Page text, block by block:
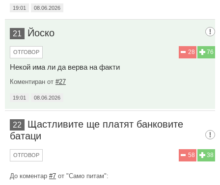
19:01 08.06.2026
21 Йоско
76
28
ОТГОВОР
Некой има ли да верва на факти
Коментиран от #27
19:01 08.06.2026
22
Щастливите ще платят банковите
батаци
38
58
ОТГОВОР
До коментар #7 от "Само питам":